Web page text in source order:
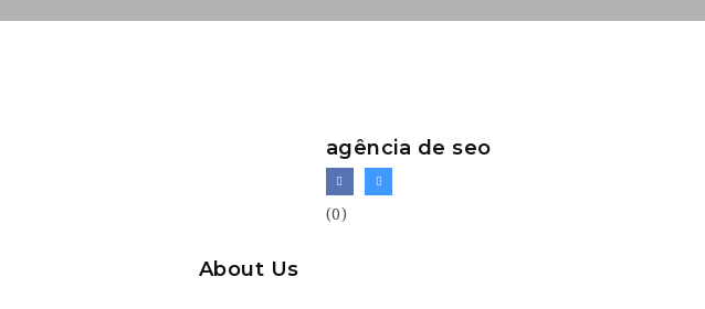
agência de seo
(0)
About Us